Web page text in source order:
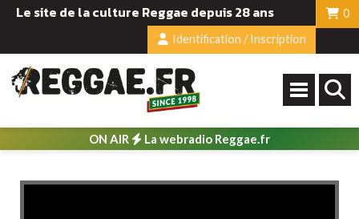
Le site de la culture Reggae depuis 28 ans
0
Identification / Inscription
ON AIR La webradio Reggae.fr